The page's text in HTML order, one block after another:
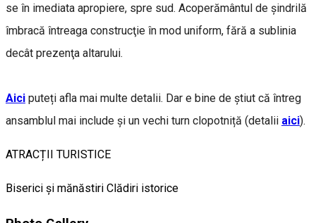
se în imediata apropiere, spre sud. Acoperământul de şindrilă
îmbracă întreaga construcţie în mod uniform, fără a sublinia
decât prezenţa altarului.
Aici puteți afla mai multe detalii. Dar e bine de știut că întreg
ansamblul mai include și un vechi turn clopotniță (detalii aici).
ATRACȚII TURISTICE
Biserici și mănăstiri Clădiri istorice